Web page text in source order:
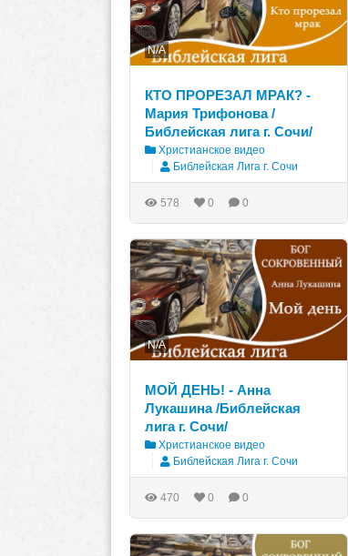
N/A
КТО ПРОРЕЗАЛ МРАК? -
Мария Трифонова /
Библейская лига г. Сочи/
Христианское видео
Библейская Лига г. Сочи
578 0 0
N/A
МОЙ ДЕНЬ! - Анна
Лукашина /Библейская
лига г. Сочи/
Христианское видео
Библейская Лига г. Сочи
470 0 0